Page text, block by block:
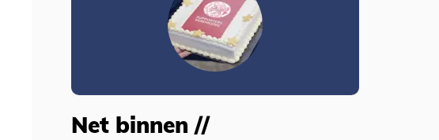
Net binnen //